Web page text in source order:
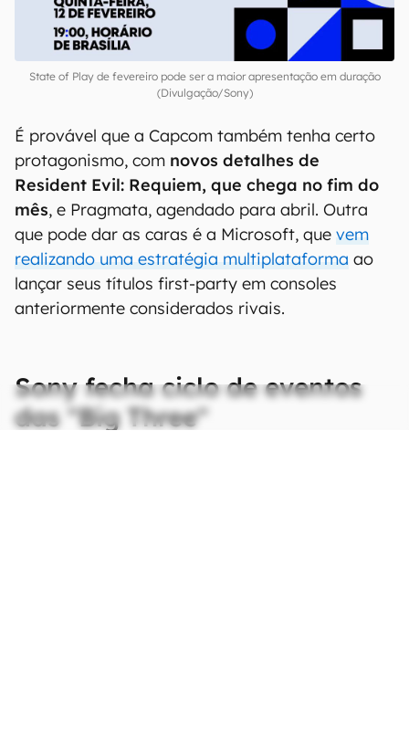
State of Play de fevereiro pode ser a maior apresentação em duração
(Divulgação/Sony)
É provável que a Capcom também tenha certo
protagonismo, com novos detalhes de
Resident Evil: Requiem, que chega no fim do
mês, e Pragmata, agendado para abril. Outra
que pode dar as caras é a Microsoft, que vem
realizando uma estratégia multiplataforma ao
lançar seus títulos first-party em consoles
anteriormente considerados rivais.
Sony fecha ciclo de eventos
das "Big Three"